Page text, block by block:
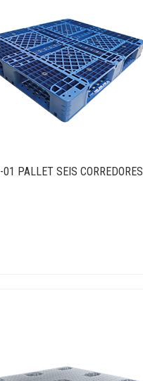
01 PALLET SEIS CORREDORES